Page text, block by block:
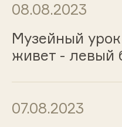
08.08.2023
Музейный
живет - левый
07.08.2023